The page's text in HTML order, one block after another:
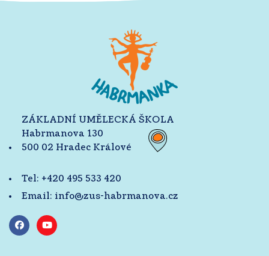
ZÁKLADNÍ UMĚLECKÁ ŠKOLA
Habrmanova 130
500 02 Hradec Králové
Tel: +420 495 533 420
Email: info@zus-habrmanova.cz